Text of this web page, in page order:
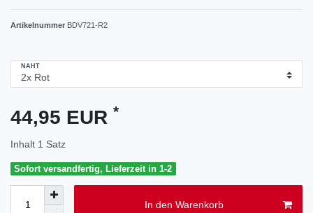
Artikelnummer BDV721-R2
NAHT
44,95 EUR *
Inhalt 1 Satz
Sofort versandfertig, Lieferzeit in 1-2
In den Warenkorb